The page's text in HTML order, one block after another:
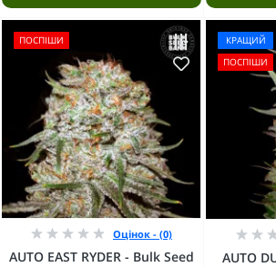
ПОСПІШИ
Оцінок - (0)
AUTO EAST RYDER - Bulk Seed
КРАЩИЙ
ПОСПІШИ
AUTO